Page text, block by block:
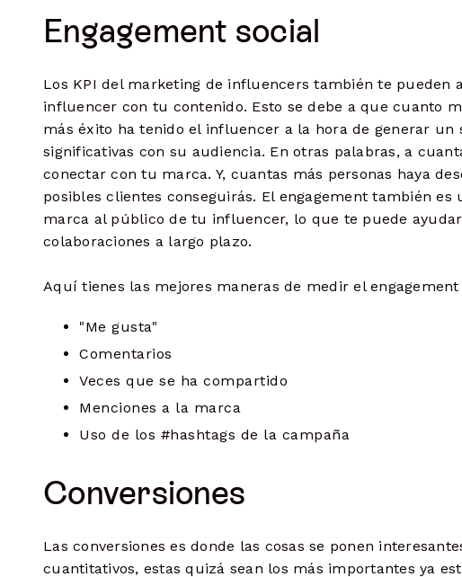
Engagement social
Los KPI del marketing de influencers también te pueden
influencer con tu contenido. Esto se debe a que cuanto
más éxito ha tenido el influencer a la hora de generar
significativas con su audiencia. En otras palabras, a
conectar con tu marca. Y, cuantas más personas haya
posibles clientes conseguirás. El engagement también
marca al público de tu influencer, lo que te puede
colaboraciones a largo plazo.
Aquí tienes las mejores maneras de medir el
"Me gusta"
Comentarios
Veces que se ha compartido
Menciones a la marca
Uso de los #hashtags de la campaña
Conversiones
Las conversiones es donde las cosas se ponen
cuantitativos, estas quizá sean los más importantes ya